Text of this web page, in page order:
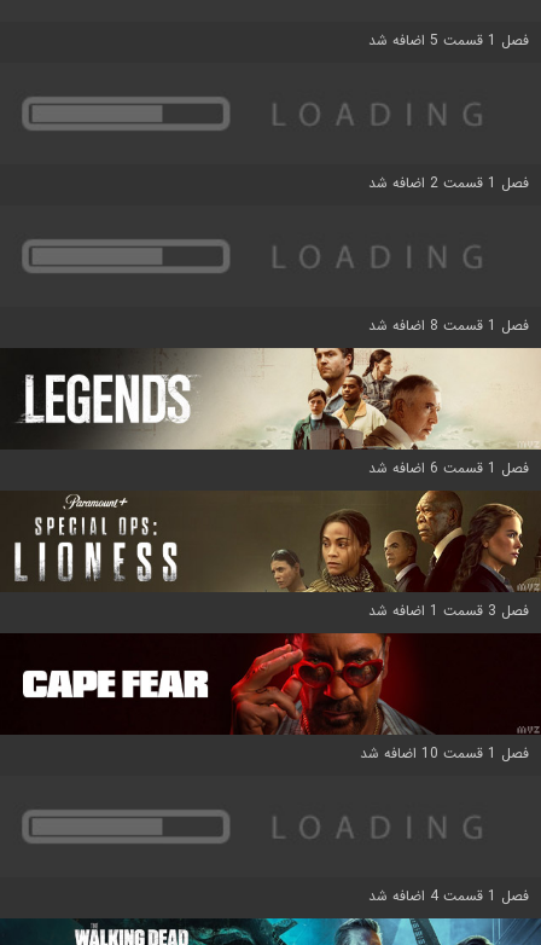
فصل 1 قسمت 5 اضافه شد
فصل 1 قسمت 2 اضافه شد
فصل 1 قسمت 8 اضافه شد
فصل 1 قسمت 6 اضافه شد
فصل 3 قسمت 1 اضافه شد
فصل 1 قسمت 10 اضافه شد
فصل 1 قسمت 4 اضافه شد